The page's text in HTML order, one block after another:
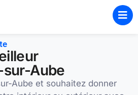
sur-Aube
Aube et souhaitez donner